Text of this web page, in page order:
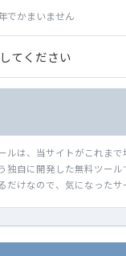
でかまいません
ルは、当サイトがこれま
独自に開発した無料ツー
だけなので、気になったサ